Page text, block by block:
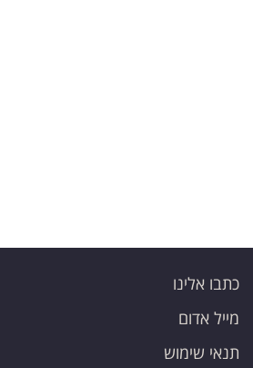
כתבו אלינו
מייל אדום
תנאי שימוש